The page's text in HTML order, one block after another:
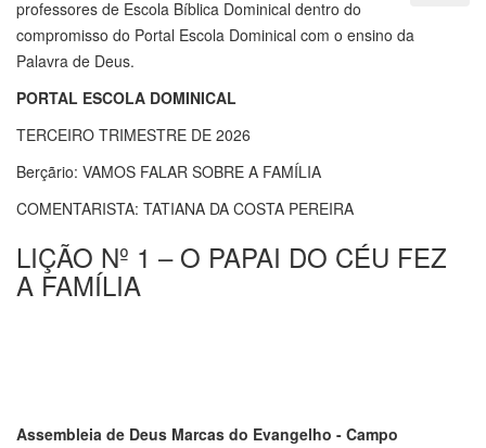
professores de Escola Bíblica Dominical dentro do
compromisso do Portal Escola Dominical com o ensino da
Palavra de Deus.
PORTAL ESCOLA DOMINICAL
TERCEIRO TRIMESTRE DE 2026
Berçãrio: VAMOS FALAR SOBRE A FAMÍLIA
COMENTARISTA: TATIANA DA COSTA PEREIRA
LIÇÃO Nº 1 – O PAPAI DO CÉU FEZ
A FAMÍLIA
Assembleia de Deus Marcas do Evangelho - Campo